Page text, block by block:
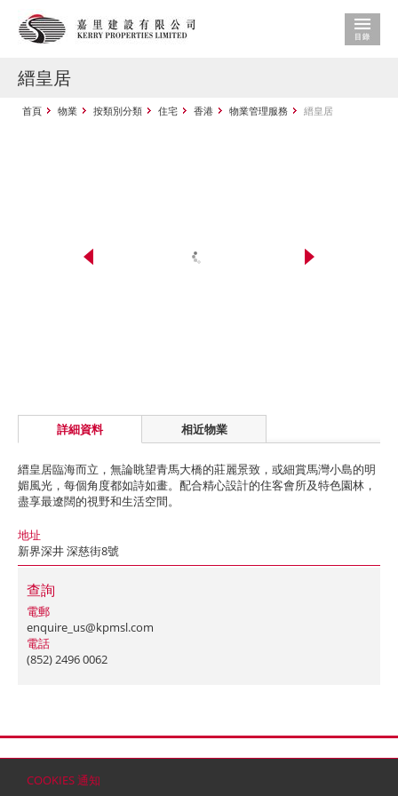
COOKIES 通知
縉皇居
首頁 物業 按類別分類 住宅 香港 物業管理服務 縉皇居
詳細資料 相近物業
縉皇居臨海而立，無論眺望青馬大橋的莊麗景致，或細賞馬灣小島的明
媚風光，每個角度都如詩如畫。配合精心設計的住客會所及特色園林，
盡享最遼闊的視野和生活空間。
地址
新界深井 深慈街8號
查詢
電郵
enquire_us@kpmsl.com
電話
(852) 2496 0062
© 2026 嘉里建設有限公司 (於百慕達註冊成立之有限公司)